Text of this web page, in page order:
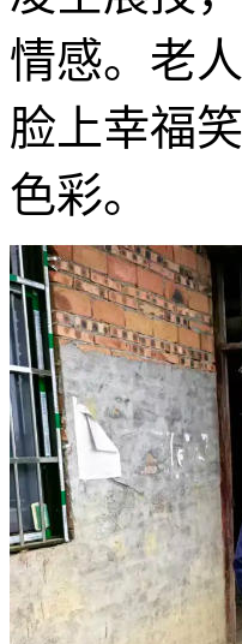
情感。老
脸上幸福
色彩。